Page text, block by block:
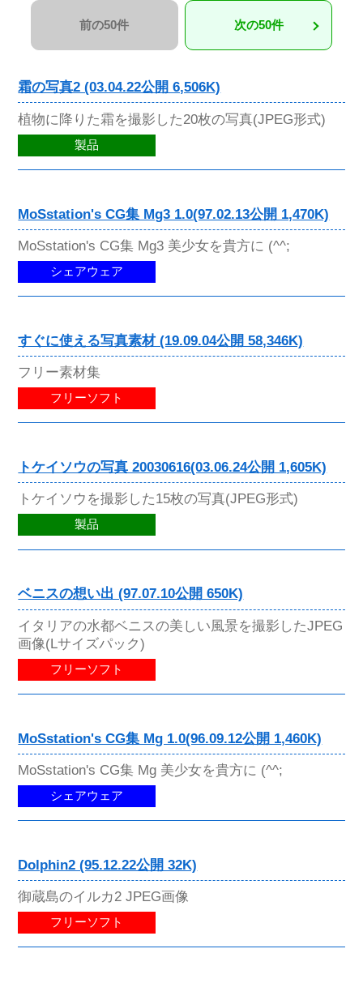
前の50件 次の50件
霜の写真2 (03.04.22公開 6,506K)
植物に降りた霜を撮影した20枚の写真(JPEG形式)
製品
MoSstation's CG集 Mg3 1.0(97.02.13公開 1,470K)
MoSstation's CG集 Mg3 美少女を貴方に (^^;
シェアウェア
すぐに使える写真素材 (19.09.04公開 58,346K)
フリー素材集
フリーソフト
トケイソウの写真 20030616(03.06.24公開 1,605K)
トケイソウを撮影した15枚の写真(JPEG形式)
製品
ベニスの想い出 (97.07.10公開 650K)
イタリアの水都ベニスの美しい風景を撮影したJPEG
画像(Lサイズパック)
フリーソフト
MoSstation's CG集 Mg 1.0(96.09.12公開 1,460K)
MoSstation's CG集 Mg 美少女を貴方に (^^;
シェアウェア
Dolphin2 (95.12.22公開 32K)
御蔵島のイルカ2 JPEG画像
フリーソフト